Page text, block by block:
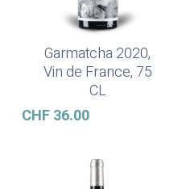
Ajouter Au Panier
Garmatcha 2020,
Vin de France, 75
CL
CHF36.00